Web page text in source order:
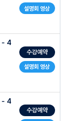
설명회 영상
설명회 영상
- 4
수강예약
- 4
수강예약